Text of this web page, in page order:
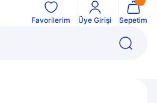
Favorilerim Üye Girişi Sepetim